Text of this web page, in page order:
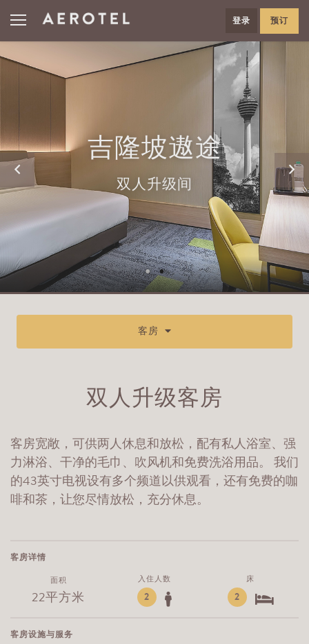
登录 预订
吉隆坡遨途
双人升级间
客房
双人升级客房
客房宽敞，可供两人休息和放松，配有私人浴室、强
力淋浴、干净的毛巾、吹风机和免费洗浴用品。 我们
的43英寸电视设有多个频道以供观看，还有免费的咖
啡和茶，让您尽情放松，充分休息。
客房详情
面积
22平方米
入住人数
2
床
2
客房设施与服务